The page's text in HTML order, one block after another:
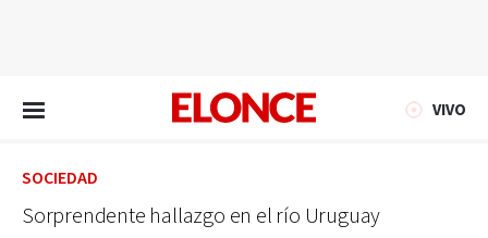
VIVO
SOCIEDAD
Sorprendente hallazgo en el río Uruguay